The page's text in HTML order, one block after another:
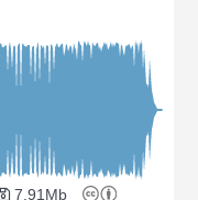
7.91Mb